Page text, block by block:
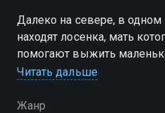
Далеко на севере, в одном
находят лосенка, мать
помогают выжить
время… вожака стада лосей
Читать дальше
Жанр